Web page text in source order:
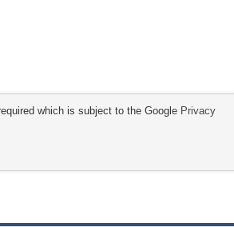
which is subject to the Google Privacy